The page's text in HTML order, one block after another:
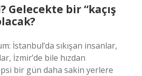
Gelecekte bir “kaçış
İstanbul’da sıkışan insanlar,
İzmir’de bile hızdan
bir gün daha sakin yerlere